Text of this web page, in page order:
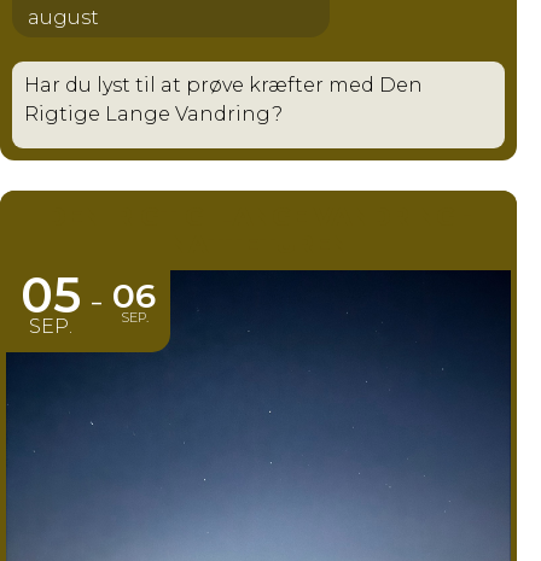
august
Har du lyst til at prøve kræfter med Den
Rigtige Lange Vandring?
05
SEP.
- 06
SEP.